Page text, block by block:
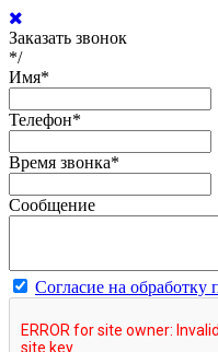
Заказать звонок
*/
Имя*
Телефон*
Время звонка*
Сообщение
Согласие на